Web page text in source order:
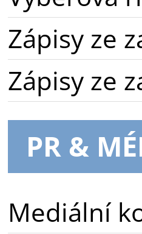
Zápisy ze
Zápisy ze
PR &
Mediální